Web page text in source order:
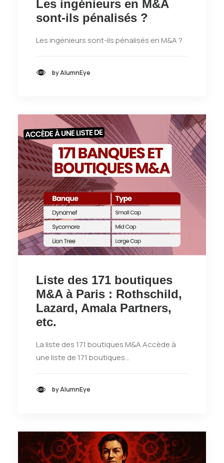
Les ingénieurs en M&A
sont-ils pénalisés ?
Les ingénieurs sont-ils pénalisés en M&A ?
by AlumnEye
Liste des 171 boutiques
M&A à Paris : Rothschild,
Lazard, Amala Partners,
etc.
La liste des 171 boutiques M&A Accède à
une liste de 171 boutiques…
by AlumnEye